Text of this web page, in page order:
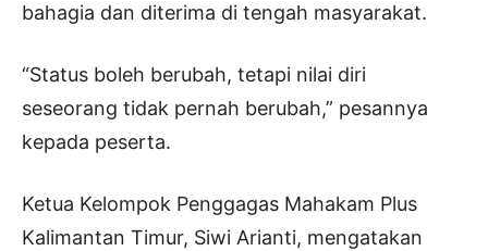
bahagia dan diterima di tengah masyarakat.
“Status boleh berubah, tetapi nilai diri
seseorang tidak pernah berubah,” pesannya
kepada peserta.
Ketua Kelompok Penggagas Mahakam Plus
Kalimantan Timur, Siwi Arianti, mengatakan